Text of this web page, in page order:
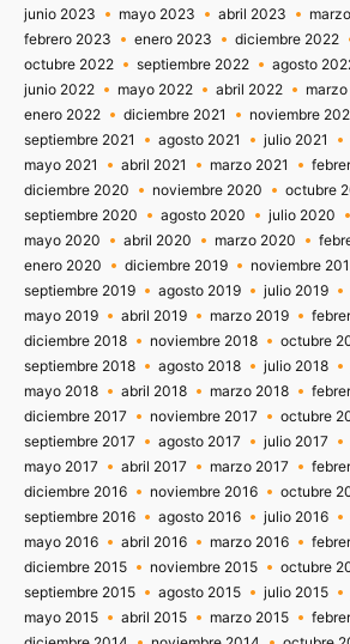
junio 2023
mayo 2023 abril 2023
febrero 2023
enero 2023 diciembre 2022
octubre 2022
septiembre 2022 agosto
junio 2022
mayo 2022 abril 2022
enero 2022
diciembre 2021 noviembre
septiembre 2021
agosto 2021 julio 2021
mayo 2021
abril 2021 marzo 2021
diciembre 2020
noviembre 2020
octubre
septiembre 2020
agosto 2020 julio 2020
mayo 2020
abril 2020 marzo 2020
enero 2020
diciembre 2019 noviembre
septiembre 2019
agosto 2019 julio 2019
mayo 2019
abril 2019 marzo 2019
diciembre 2018
noviembre 2018
octubre
septiembre 2018
agosto 2018 julio 2018
mayo 2018
abril 2018 marzo 2018
diciembre 2017
noviembre 2017
octubre
septiembre 2017
agosto 2017 julio 2017
mayo 2017
abril 2017 marzo 2017
diciembre 2016
noviembre 2016
octubre
septiembre 2016
agosto 2016 julio 2016
mayo 2016
abril 2016 marzo 2016
diciembre 2015
noviembre 2015
octubre
septiembre 2015
agosto 2015 julio 2015
mayo 2015
abril 2015 marzo 2015